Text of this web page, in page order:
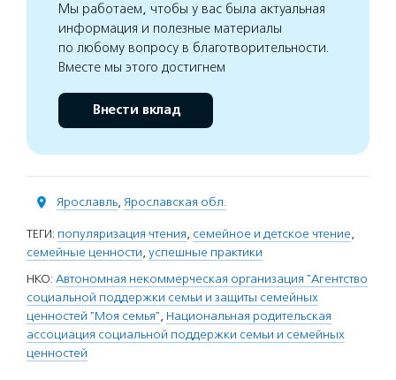
Мы работаем, чтобы у вас была актуальная
информация и полезные материалы
по любому вопросу в благотворительности.
Вместе мы этого достигнем
Внести вклад
Ярославль, Ярославская обл.
ТЕГИ: популяризация чтения, семейное и детское чтение,
семейные ценности, успешные практики
НКО: Автономная некоммерческая организация "Агентство
социальной поддержки семьи и защиты семейных
ценностей "Моя семья", Национальная родительская
ассоциация социальной поддержки семьи и семейных
ценностей